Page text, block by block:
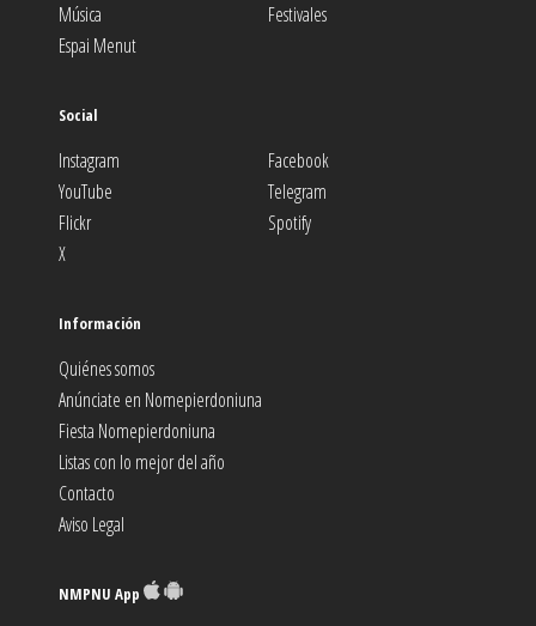
Música
Festivales
Espai Menut
Social
Instagram
Facebook
YouTube
Telegram
Flickr
Spotify
X
Información
Quiénes somos
Anúnciate en Nomepierdoniuna
Fiesta Nomepierdoniuna
Listas con lo mejor del año
Contacto
Aviso Legal
NMPNU App